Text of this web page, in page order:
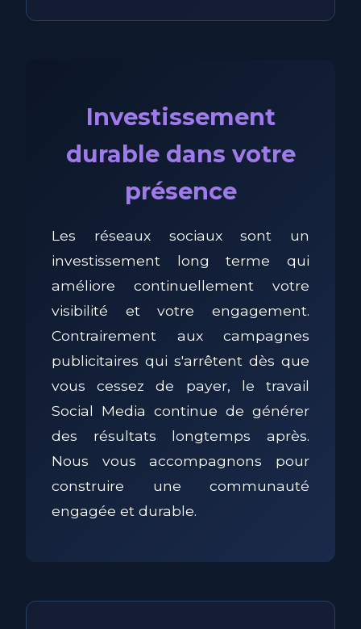
Investissement
durable dans votre
présence
Les réseaux sociaux sont un
investissement long terme qui
améliore continuellement votre
visibilité et votre engagement.
Contrairement aux campagnes
publicitaires qui s'arrêtent dès que
vous cessez de payer, le travail
Social Media continue de générer
des résultats longtemps après.
Nous vous accompagnons pour
construire une communauté
engagée et durable.